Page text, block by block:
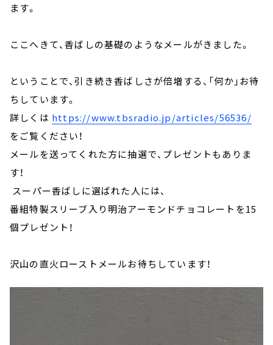
ます。
ここへきて、香ばしの基礎のようなメールがきました。
ということで、引き続き香ばしさが倍増する、「何か」お待
ちしています。
詳しくは https://www.tbsradio.jp/articles/56536/
をご覧ください！
メールを送ってくれた方に抽選で、プレゼントもありま
す！
スーパー香ばしに選ばれた人には、
番組特製スリーブ入り明治アーモンドチョコレートを15
個プレゼント！
沢山の直火ローストメールお待ちしています！